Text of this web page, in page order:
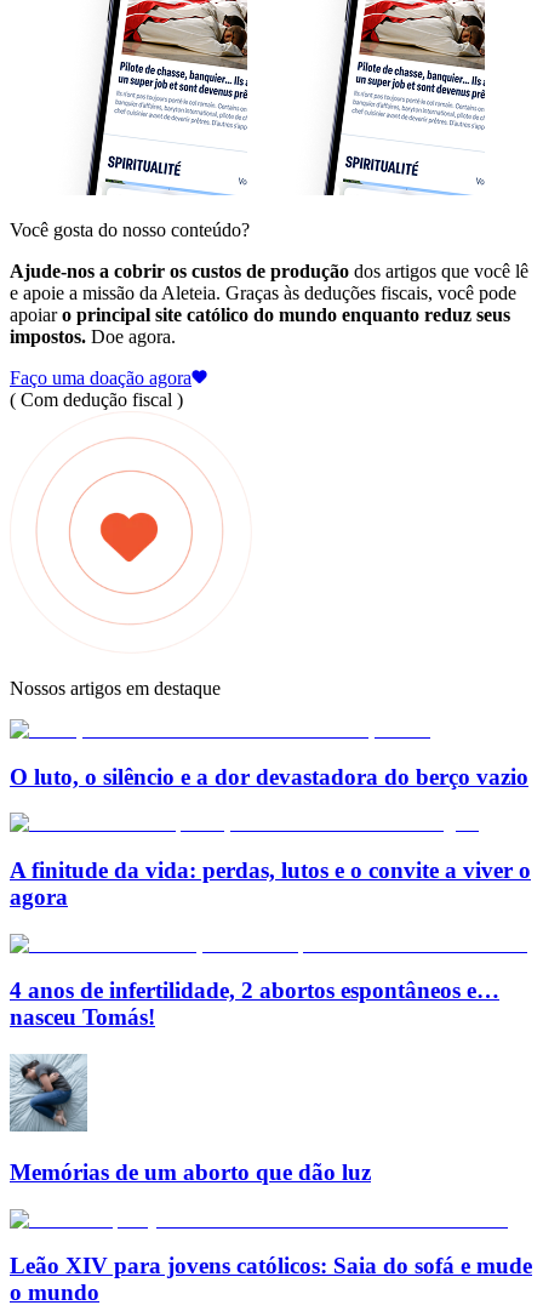
Você gosta do nosso conteúdo?
Ajude-nos a cobrir os custos de produção dos artigos que você lê
e apoie a missão da Aleteia. Graças às deduções fiscais, você pode
apoiaro principal site católico do mundo enquanto reduz seus
impostos. Doe agora.
Faço uma doação agora
( Com dedução fiscal )
Nossos artigos em destaque
O luto, o silêncio e a dor devastadora do berço vazio
A finitude da vida: perdas, lutos e o convite a viver o
agora
4 anos de infertilidade, 2 abortos espontâneos e…
nasceu Tomás!
Memórias de um aborto que dão luz
Leão XIV para jovens católicos: Saia do sofá e mude
o mundo